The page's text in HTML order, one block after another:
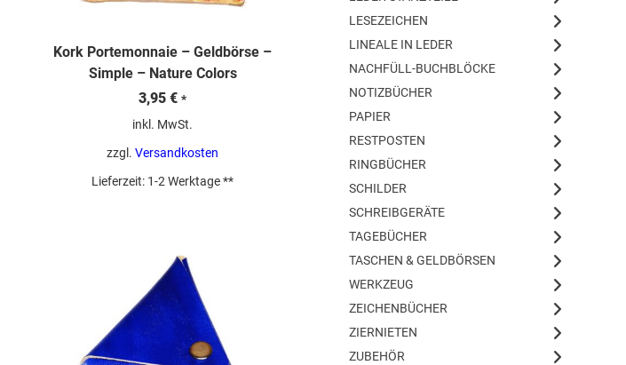
Kork Portemonnaie – Geldbörse –
Simple – Nature Colors
3,95€ *
inkl. MwSt.
zzgl.Versandkosten
Lieferzeit: 1-2 Werktage **
LESEZEICHEN
LINEALE IN LEDER
NACHFÜLL-BUCHBLÖCKE
NOTIZBÜCHER
PAPIER
RESTPOSTEN
RINGBÜCHER
SCHILDER
SCHREIBGERÄTE
TAGEBÜCHER
TASCHEN & GELDBÖRSEN
WERKZEUG
ZEICHENBÜCHER
ZIERNIETEN
ZUBEHÖR